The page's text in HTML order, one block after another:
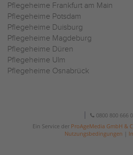
Pflegeheime Frankfurt am Main
Pflegeheime Potsdam
Pflegeheime Duisburg
Pflegeheime Magdeburg
Pflegeheime Düren
Pflegeheime Ulm
Pflegeheime Osnabrück
0800 800 666 0
Ein Service der ProAgeMedia GmbH &
Nutzungsbedingungen